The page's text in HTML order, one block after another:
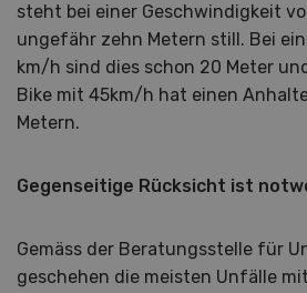
steht bei einer Geschwindigkeit
ungefähr zehn Metern still. Bei
km/h sind dies schon 20 Meter
Bike mit 45km/h hat einen
Metern.
Gegenseitige Rücksicht ist
Gemäss der Beratungsstelle für
geschehen die meisten Unfälle